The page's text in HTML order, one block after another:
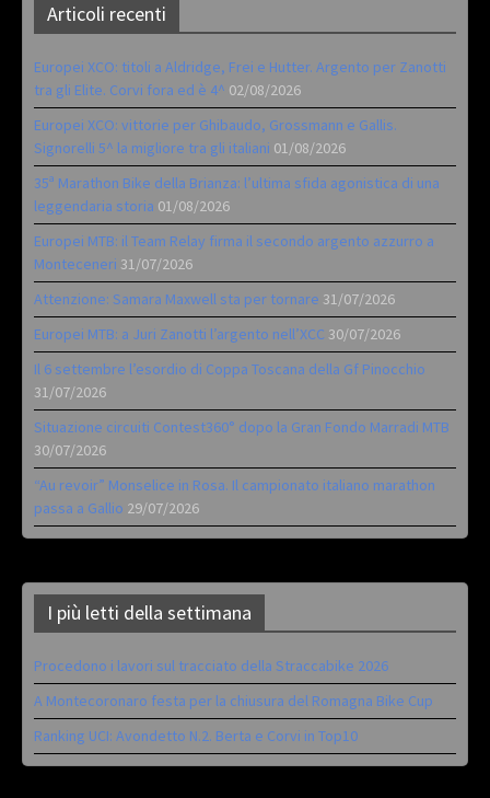
Articoli recenti
Europei XCO: titoli a Aldridge, Frei e Hutter. Argento per Zanotti
tra gli Elite. Corvi fora ed è 4^ 02/08/2026
Europei XCO: vittorie per Ghibaudo, Grossmann e Gallis.
Signorelli 5^ la migliore tra gli italiani 01/08/2026
35ª Marathon Bike della Brianza: l’ultima sfida agonistica di una
leggendaria storia 01/08/2026
Europei MTB: il Team Relay firma il secondo argento azzurro a
Monteceneri 31/07/2026
Attenzione: Samara Maxwell sta per tornare 31/07/2026
Europei MTB: a Juri Zanotti l’argento nell’XCC 30/07/2026
Il 6 settembre l’esordio di Coppa Toscana della Gf Pinocchio
31/07/2026
Situazione circuiti Contest360° dopo la Gran Fondo Marradi MTB
30/07/2026
“Au revoir” Monselice in Rosa. Il campionato italiano marathon
passa a Gallio 29/07/2026
I più letti della settimana
Procedono i lavori sul tracciato della Straccabike 2026
A Montecoronaro festa per la chiusura del Romagna Bike Cup
Ranking UCI: Avondetto N.2. Berta e Corvi in Top10